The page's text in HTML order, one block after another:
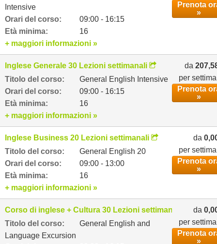
Intensive
Orari del corso:
09:00 - 16:15
Età minima:
16
Prenota
»
+ maggiori informazioni »
Inglese Generale 30 Lezioni settimanali
Titolo del corso:
General English Intensive
Orari del corso:
09:00 - 16:15
Età minima:
16
da
per
Prenota
»
+ maggiori informazioni »
Inglese Business 20 Lezioni settimanali
Titolo del corso:
General English 20
Orari del corso:
09:00 - 13:00
Età minima:
16
da
per
Prenota
»
+ maggiori informazioni »
Corso di inglese + Cultura 30 Lezioni settimanali
Titolo del corso:
General English and
Language Excursion
da
per
Prenota
»